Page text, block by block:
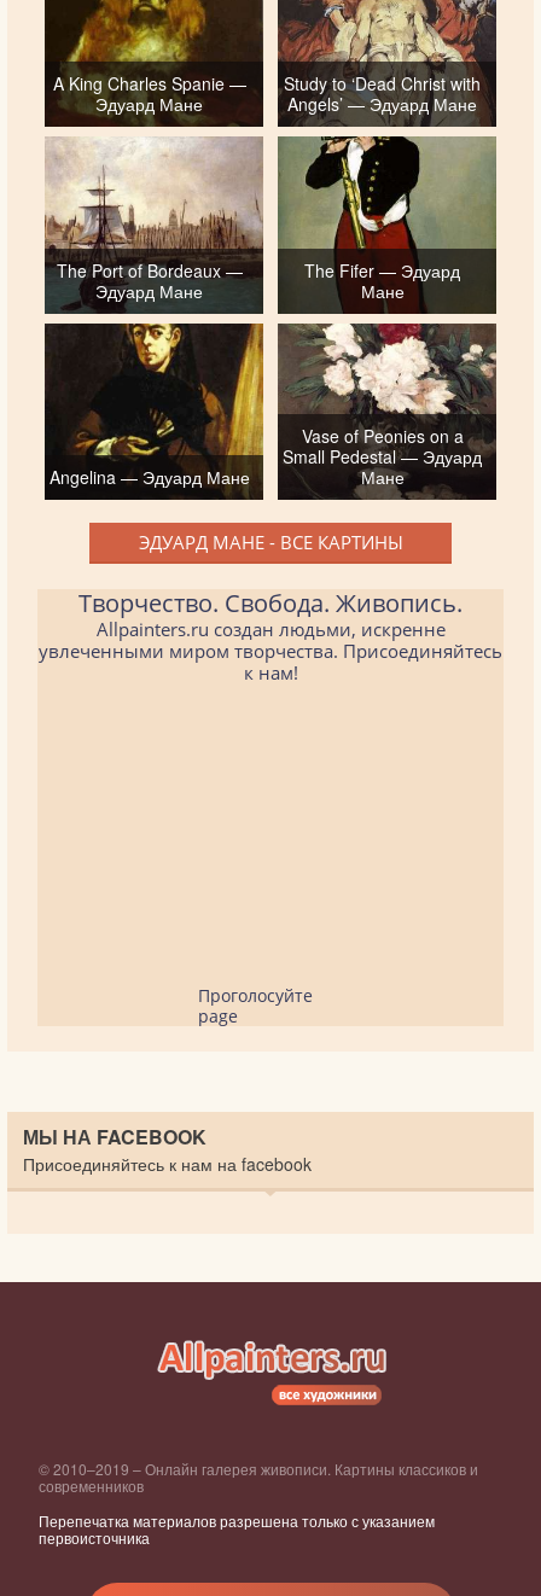
A King Charles Spanie —
Эдуард Мане
Study to ‘Dead Christ with
Angels’ — Эдуард Мане
The Port of Bordeaux —
Эдуард Мане
The Fifer — Эдуард
Мане
Angelina — Эдуард Мане
Vase of Peonies on a
Small Pedestal — Эдуард
Мане
ЭДУАРД МАНЕ - ВСЕ КАРТИНЫ
Творчество. Свобода. Живопись.
Allpainters.ru создан людьми, искренне
увлеченными миром творчества. Присоединяйтесь
к нам!
Проголосуйте
page
МЫ НА FACEBOOK
Присоединяйтесь к нам на facebook
© 2010–2019 – Онлайн галерея живописи. Картины классиков и
современников
Перепечатка материалов разрешена только с указанием
первоисточника